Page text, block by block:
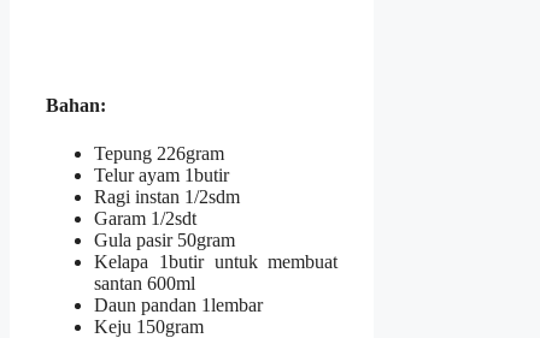
Bahan:
Tepung 226gram
Telur ayam 1butir
Ragi instan 1/2sdm
Garam 1/2sdt
Gula pasir 50gram
Kelapa 1butir untuk membuat
santan 600ml
Daun pandan 1lembar
Keju 150gram